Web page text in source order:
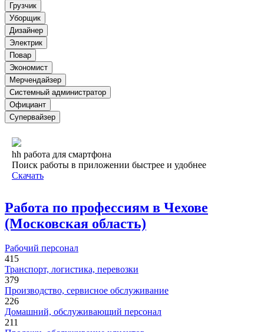
Грузчик
Уборщик
Дизайнер
Электрик
Повар
Экономист
Мерчендайзер
Системный администратор
Официант
Супервайзер
hh работа для смартфона
Поиск работы в приложении быстрее и удобнее
Скачать
Работа по профессиям в Чехове
(Московская область)
Рабочий персонал
415
Транспорт, логистика, перевозки
379
Производство, сервисное обслуживание
226
Домашний, обслуживающий персонал
211